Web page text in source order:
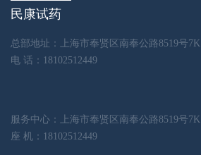
民康试药
总部地址：上海市奉贤区南奉公路8519号7K
电 话：18102512449
服务中心：上海市奉贤区南奉公路8519号7K
座 机：18102512449